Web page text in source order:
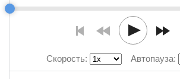
Скорость: Автопауза: